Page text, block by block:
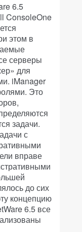
6.5
ConsoleOne
этом в
серверы
для
iManager
Это
задачи.
с
вправе
до сих
концепцию
6.5 все